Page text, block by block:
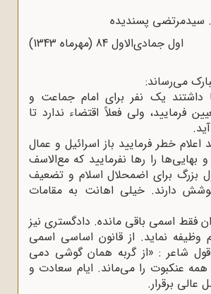
پسندیده
اول جمادی‌الاول 84 (مهرماه 1343)
می‌رساند:
یک نفر برای امام جماعت و
فرمایید، ولی فعلاً اقتضاء ندارد تا
اعلام خطر فرمایید باز اسرائیل و عمال
و بهایی‌ها را رها نفرمایید که مع‌الاسف
برای اضمحلال اسلام و تضعیف
دارند. خیلی اهانت به مقامات
فقط اسمی باقی مانده. دادگستری نیز
وظیفه نماید. از قانون اساسی اسمی
قول شاعر : «از گربه همان گوشی دمی
عنکبوت را می‌ماند. ایام سعادت و
عالی برقرار.